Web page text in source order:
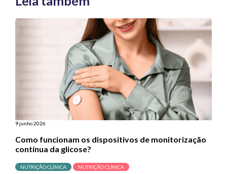
9 junho 2026
Como funcionam os dispositivos de monitorização
contínua da glicose?
NUTRIÇÃO CLÍNICA NUTRIÇÃO CLÍNICA